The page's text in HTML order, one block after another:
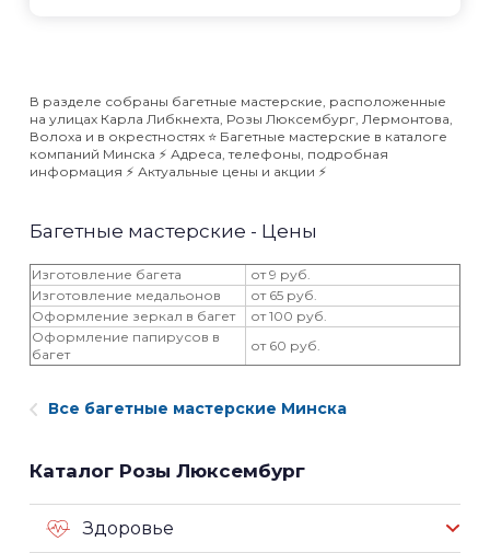
В разделе собраны багетные мастерские, расположенные
на улицах Карла Либкнехта, Розы Люксембург, Лермонтова,
Волоха и в окрестностях ⭐️ Багетные мастерские в каталоге
компаний Минска ⚡️ Адреса, телефоны, подробная
информация ⚡️ Актуальные цены и акции ⚡️
Багетные мастерские - Цены
Изготовление багета
от 9 руб.
Изготовление медальонов
от 65 руб.
Оформление зеркал в багет
от 100 руб.
Оформление папирусов в
багет
от 60 руб.
Все багетные мастерские Минска
Каталог Розы Люксембург
Здоровье